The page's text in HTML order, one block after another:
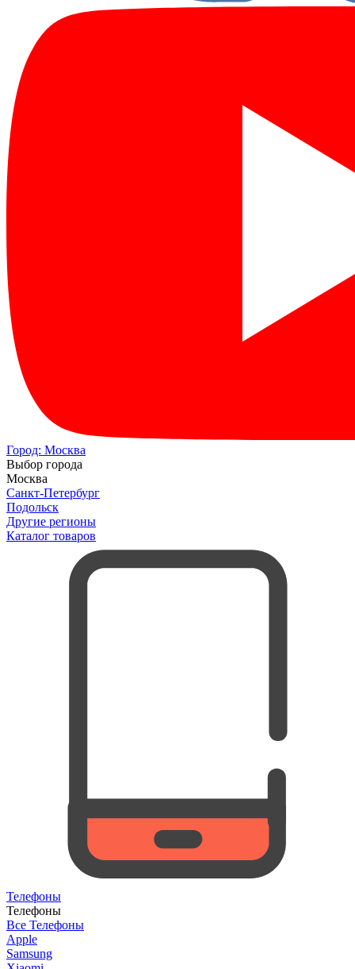
Город: Москва
Выбор города
Москва
Санкт-Петербург
Подольск
Другие регионы
Каталог товаров
Телефоны
Телефоны
Все Телефоны
Apple
Samsung